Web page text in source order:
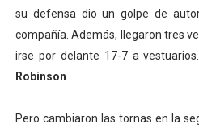
su defensa dio un golpe de
compañía. Además, llegaron tres
irse por delante 17-7 a
Robinson
Pero cambiaron las tornas en la